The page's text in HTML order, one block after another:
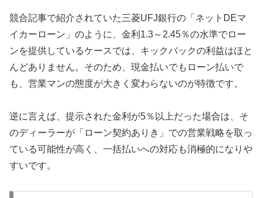
競合記事で紹介されていた三菱UFJ銀行の「ネットDEマ
イカーローン」のように、金利1.3～2.45％の水準でロー
ンを提供しているケースでは、キックバックの利益はほと
んどありません。そのため、現金払いでもローン払いで
も、営業マンの態度が大きく変わらないのが特徴です。
逆に言えば、提示された金利が5％以上だった場合は、そ
のディーラーが「ローン契約ありき」での営業戦略を取っ
ている可能性が高く、一括払いへの対応も消極的になりや
すいです。